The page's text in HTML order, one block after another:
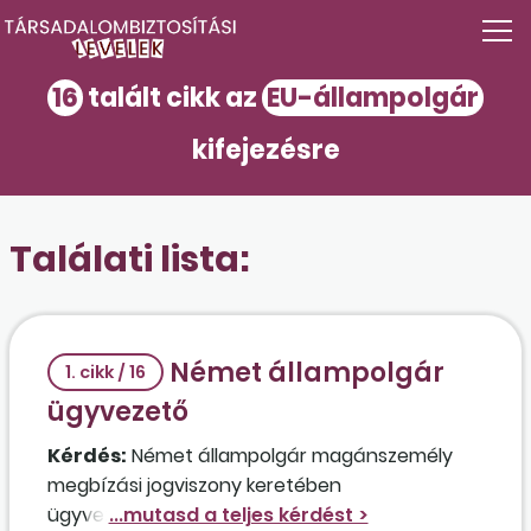
16 talált cikk az EU-állampolgár
kifejezésre
Találati lista:
1. cikk / 16
Német állampolgár
ügyvezető
Kérdés: Német állampolgár magánszemély
megbízási jogviszony keretében
ügyvezetőként történő foglalkoztatása mellett